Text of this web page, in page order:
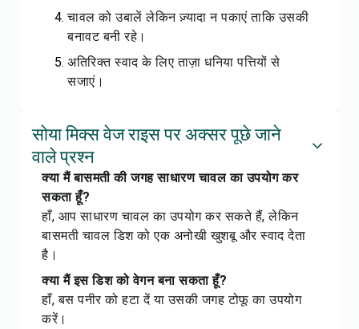
चावल को उबालें लेकिन ज़्यादा न पकाएं ताकि उसकी
बनावट बनी रहे।
अतिरिक्त स्वाद के लिए ताज़ा धनिया पत्तियों से
सजाएं।
सोया मिक्स वेज राइस पर अक्सर पूछे जाने
वाले प्रश्न
क्या मैं बासमती की जगह साधारण चावल का उपयोग कर
सकता हूँ?
हाँ, आप साधारण चावल का उपयोग कर सकते हैं, लेकिन
बासमती चावल डिश को एक अनोखी खुशबू और स्वाद देता
है।
क्या मैं इस डिश को वेगन बना सकता हूँ?
हाँ, बस पनीर को हटा दें या उसकी जगह टोफू का उपयोग
करें।